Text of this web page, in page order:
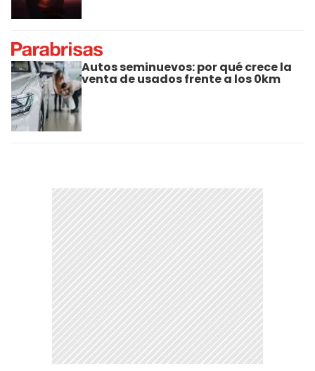
Autos seminuevos: por qué crece la
venta de usados frente a los 0km